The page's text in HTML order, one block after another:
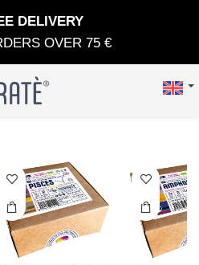
DELIVERY
OVER 75 €